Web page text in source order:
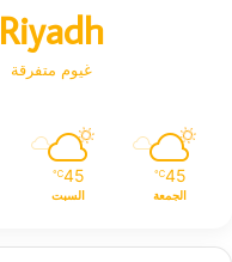
Riyadh
غيوم متفرقة
45
℃
الجمعة
45
℃
السبت